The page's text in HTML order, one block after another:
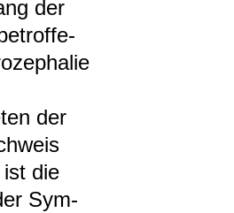
der
der
die
Sym­